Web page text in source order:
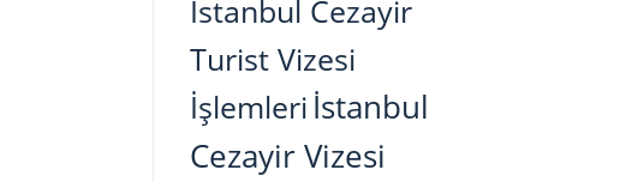
İstanbul Cezayir
Turist Vizesi
İşlemleri İstanbul
Cezayir Vizesi